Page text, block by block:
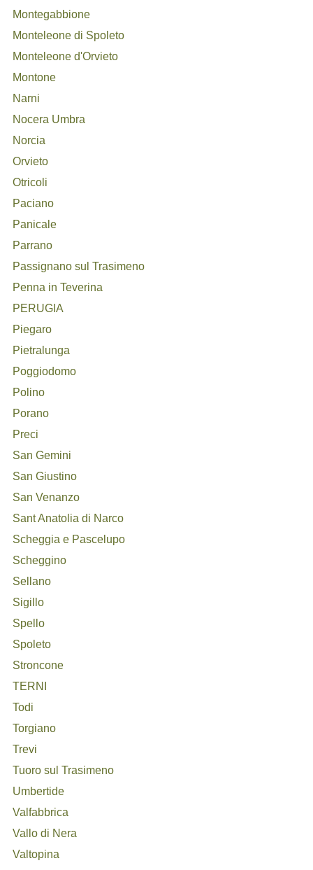
Montegabbione
Monteleone di Spoleto
Monteleone d'Orvieto
Montone
Narni
Nocera Umbra
Norcia
Orvieto
Otricoli
Paciano
Panicale
Parrano
Passignano sul Trasimeno
Penna in Teverina
PERUGIA
Piegaro
Pietralunga
Poggiodomo
Polino
Porano
Preci
San Gemini
San Giustino
San Venanzo
Sant Anatolia di Narco
Scheggia e Pascelupo
Scheggino
Sellano
Sigillo
Spello
Spoleto
Stroncone
TERNI
Todi
Torgiano
Trevi
Tuoro sul Trasimeno
Umbertide
Valfabbrica
Vallo di Nera
Valtopina